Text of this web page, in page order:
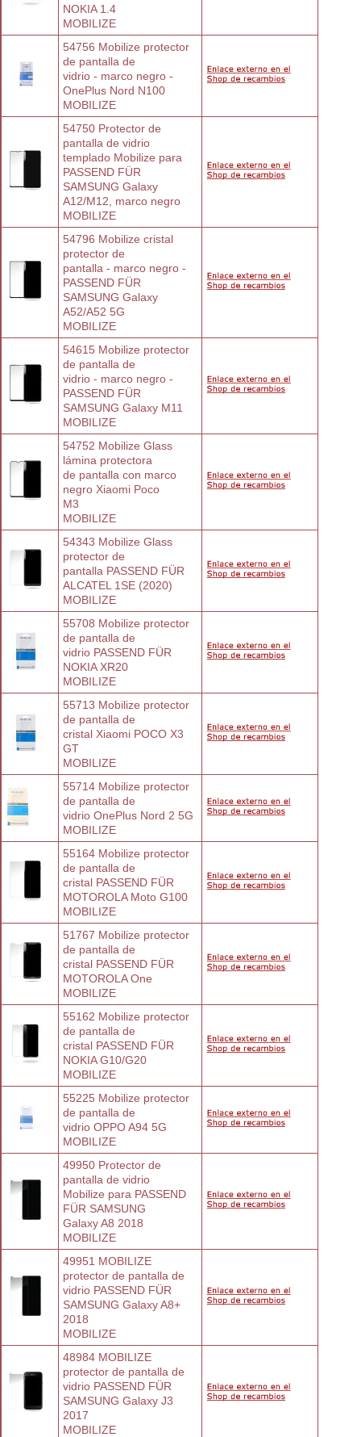
NOKIA 1.4
MOBILIZE
54756 Mobilize protector
de pantalla de
vidrio - marco negro -
OnePlus Nord N100
MOBILIZE
54750 Protector de
pantalla de vidrio
templado Mobilize para
PASSEND FÜR
SAMSUNG Galaxy
A12/M12, marco negro
MOBILIZE
54796 Mobilize cristal
protector de
pantalla - marco negro -
PASSEND FÜR
SAMSUNG Galaxy
A52/A52 5G
MOBILIZE
54615 Mobilize protector
de pantalla de
vidrio - marco negro -
PASSEND FÜR
SAMSUNG Galaxy M11
MOBILIZE
54752 Mobilize Glass
lámina protectora
de pantalla con marco
negro Xiaomi Poco
M3
MOBILIZE
54343 Mobilize Glass
protector de
pantalla PASSEND FÜR
ALCATEL 1SE (2020)
MOBILIZE
55708 Mobilize protector
de pantalla de
vidrio PASSEND FÜR
NOKIA XR20
MOBILIZE
55713 Mobilize protector
de pantalla de
cristal Xiaomi POCO X3
GT
MOBILIZE
55714 Mobilize protector
de pantalla de
vidrio OnePlus Nord 2 5G
MOBILIZE
55164 Mobilize protector
de pantalla de
cristal PASSEND FÜR
MOTOROLA Moto G100
MOBILIZE
51767 Mobilize protector
de pantalla de
cristal PASSEND FÜR
MOTOROLA One
MOBILIZE
55162 Mobilize protector
de pantalla de
cristal PASSEND FÜR
NOKIA G10/G20
MOBILIZE
55225 Mobilize protector
de pantalla de
vidrio OPPO A94 5G
MOBILIZE
49950 Protector de
pantalla de vidrio
Mobilize para PASSEND
FÜR SAMSUNG
Galaxy A8 2018
MOBILIZE
49951 MOBILIZE
protector de pantalla de
vidrio PASSEND FÜR
SAMSUNG Galaxy A8+
2018
MOBILIZE
48984 MOBILIZE
protector de pantalla de
vidrio PASSEND FÜR
SAMSUNG Galaxy J3
2017
MOBILIZE